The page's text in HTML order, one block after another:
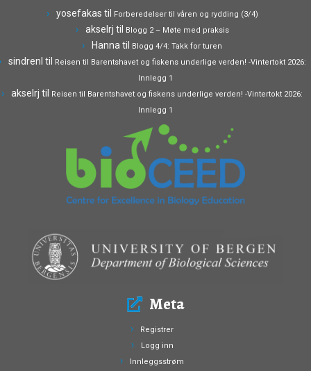
yosefakas til Forberedelser til våren og rydding (3/4)
akselrj til Blogg 2 – Møte med praksis
Hanna til Blogg 4/4: Takk for turen
sindrenl til Reisen til Barentshavet og fiskens underlige verden! -Vintertokt 2026:
Innlegg 1
akselrj til Reisen til Barentshavet og fiskens underlige verden! -Vintertokt 2026:
Innlegg 1
Meta
Registrer
Logg inn
Innleggsstrøm